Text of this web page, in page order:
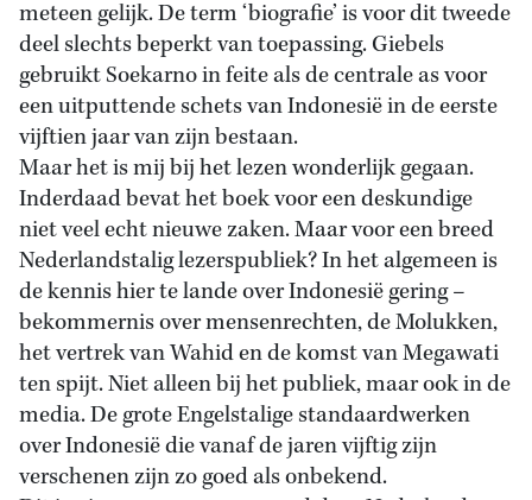
meteen gelijk. De term ‘biografie’ is voor dit tweede
deel slechts beperkt van toepassing. Giebels
gebruikt Soekarno in feite als de centrale as voor
een uitputtende schets van Indonesië in de eerste
vijftien jaar van zijn bestaan.
Maar het is mij bij het lezen wonderlijk gegaan.
Inderdaad bevat het boek voor een deskundige
niet veel echt nieuwe zaken. Maar voor een breed
Nederlandstalig lezerspubliek? In het algemeen is
de kennis hier te lande over Indonesië gering –
bekommernis over mensenrechten, de Molukken,
het vertrek van Wahid en de komst van Megawati
ten spijt. Niet alleen bij het publiek, maar ook in de
media. De grote Engelstalige standaardwerken
over Indonesië die vanaf de jaren vijftig zijn
verschenen zijn zo goed als onbekend.